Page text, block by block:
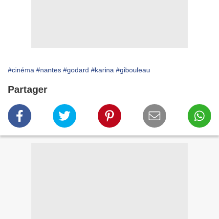
#cinéma #nantes #godard #karina #gibouleau
Partager